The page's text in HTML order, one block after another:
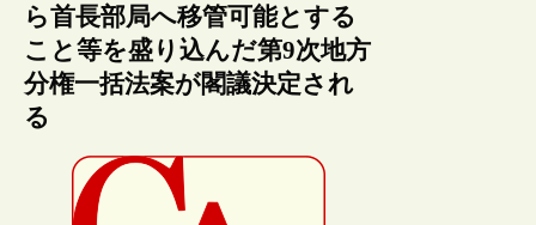
ら首長部局へ移管可能とする
こと等を盛り込んだ第9次地方
分権一括法案が閣議決定され
る